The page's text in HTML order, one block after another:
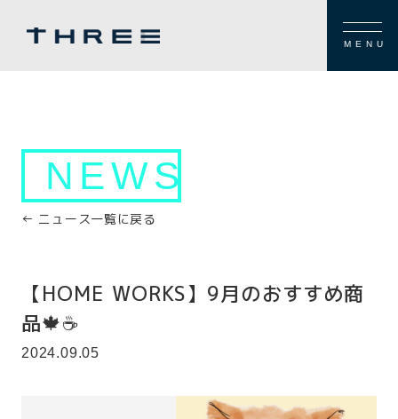
MENU
NEWS
← ニュース一覧に戻る
【HOME WORKS】9月のおすすめ商
品🍁☕
2024.09.05